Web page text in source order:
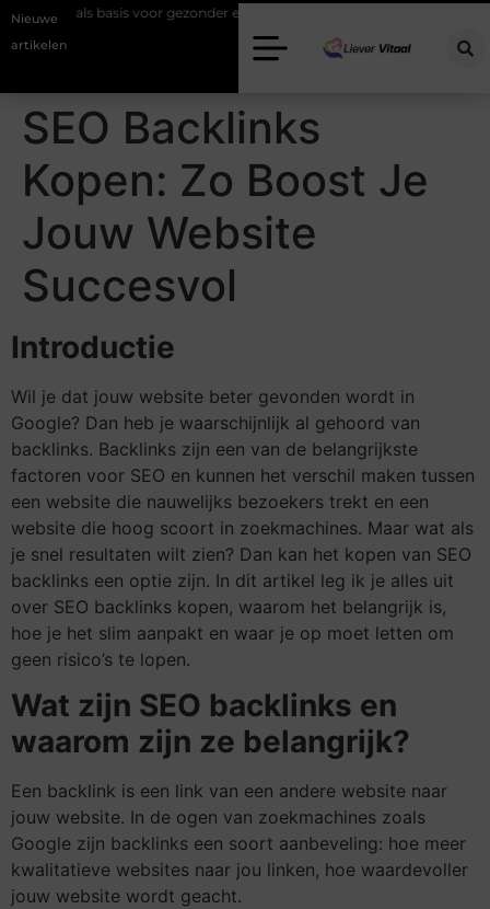
Nieuwe
artikelen
als basis voor gezonder eten
SEO Backlinks
Kopen: Zo Boost Je
Jouw Website
Succesvol
Introductie
Wil je dat jouw website beter gevonden wordt in
Google? Dan heb je waarschijnlijk al gehoord van
backlinks. Backlinks zijn een van de belangrijkste
factoren voor SEO en kunnen het verschil maken tussen
een website die nauwelijks bezoekers trekt en een
website die hoog scoort in zoekmachines. Maar wat als
je snel resultaten wilt zien? Dan kan het kopen van SEO
backlinks een optie zijn. In dit artikel leg ik je alles uit
over SEO backlinks kopen, waarom het belangrijk is,
hoe je het slim aanpakt en waar je op moet letten om
geen risico’s te lopen.
Wat zijn SEO backlinks en
waarom zijn ze belangrijk?
Een backlink is een link van een andere website naar
jouw website. In de ogen van zoekmachines zoals
Google zijn backlinks een soort aanbeveling: hoe meer
kwalitatieve websites naar jou linken, hoe waardevoller
jouw website wordt geacht.